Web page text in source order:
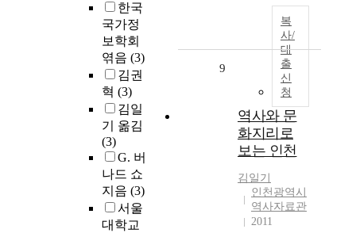
한국
국가정
보학회
엮음 (3)
김권
혁 (3)
김일
기 옮김
(3)
G. 버
나드 쇼
지음 (3)
서울
대학교
복
사/
대
출
신
청
9
역사와 문
화지리로
보는 인천
김일기
인천광역시
역사자료관
2011